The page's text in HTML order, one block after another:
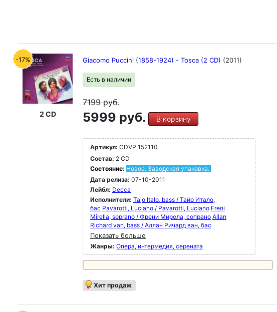
-17%
2 CD
Giacomo Puccini (1858-1924) - Tosca (2 CD) (2011)
Есть в наличии
7199руб.
5999 руб. В корзину
Артикул: CDVP 152110
Состав: 2 CD
Состояние: Новое. Заводская упаковка.
Дата релиза: 07-10-2011
Лейбл: Decca
Исполнители: Tajo Italo, bass / Тайо Итало,
бас Pavarotti, Luciano / Pavarotti, Luciano Freni
Mirella, soprano / Френи Мирела, сопрано Allan
Richard van, bass / Аллан Ричард ван, бас
Показать больше
Жанры: Опера, интермедия, серената
Хит продаж